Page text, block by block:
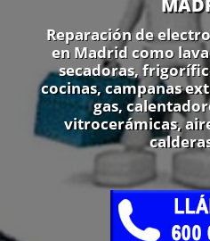
Reparación de
en Madrid como
secadoras,
cocinas, campanas
gas,
vitrocerámicas,